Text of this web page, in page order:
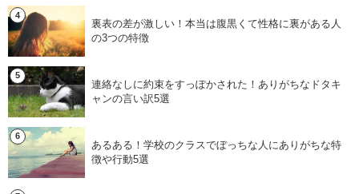
裏表の差が激しい！本当は腹黒くて性格に裏がある人
の3つの特徴
連絡なしに約束をすっぽかされた！ありがちなドタキ
ャンの言い訳5選
あるある！学校のクラスでぼっちな人にありがちな特
徴や行動5選